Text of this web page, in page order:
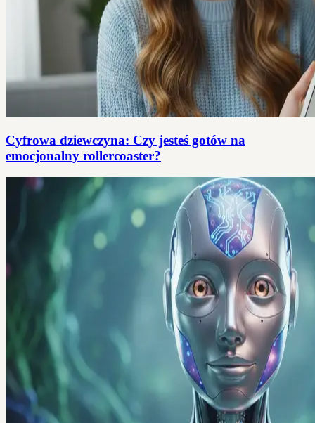
Cyfrowa dziewczyna: Czy jesteś gotów na
emocjonalny rollercoaster?